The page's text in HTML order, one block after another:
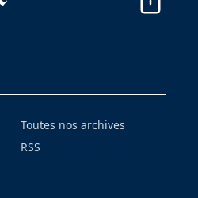
Toutes nos archives
RSS